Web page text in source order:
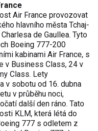
Air France provozovat
hlavního města Tchaj-
de Gaullea. Tyto
Boeing 777-200
kabinami Air France, s
v Business Class, 24 v
Class. Lety
v sobotu od 16. dubna
v průběhu noci,
další den ráno. Tato
KLM, která létá do
777 s odletem z